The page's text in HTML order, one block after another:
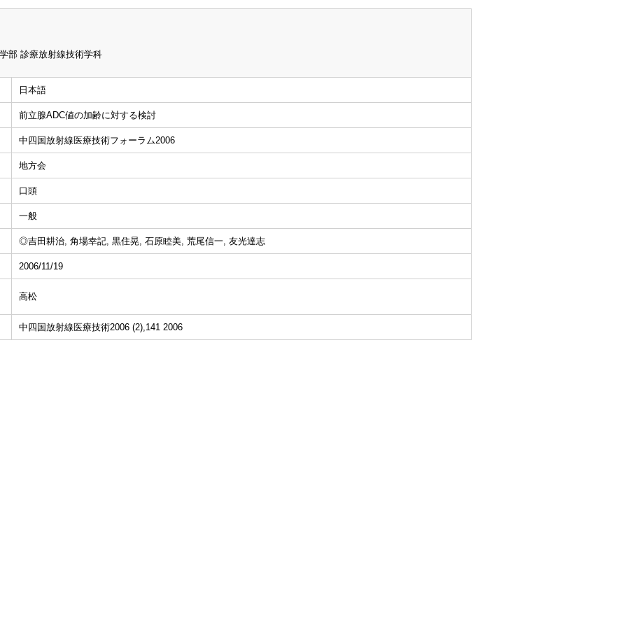
部 診療放射線技術学科
日本語
前立腺ADC値の加齢に対する検討
中四国放射線医療技術フォーラム2006
地方会
口頭
一般
◎吉田耕治, 角場幸記, 黒住晃, 石原睦美, 荒尾信一, 友光達志
2006/11/19
高松
中四国放射線医療技術2006 (2),141 2006